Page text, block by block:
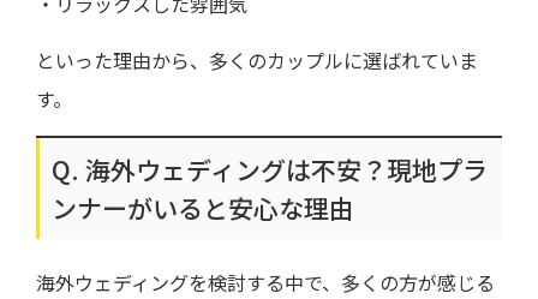
といった理由から、多くのカップルに選ばれていま
す。
Q. 海外ウェディングは不安？現地プラ
ンナーがいると安心な理由
海外ウェディングを検討する中で、多くの方が感じる